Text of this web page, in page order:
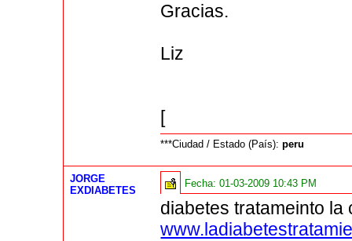
Gracias.
Liz
[
***Ciudad / Estado (País):peru
JORGE
EXDIABETES
Fecha:01-03-2009 10:43 PM
diabetes tratameinto la